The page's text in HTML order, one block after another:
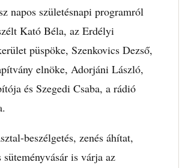
napos születésnapi programról
Kató Béla, az Erdélyi
püspöke, Szenkovics Dezső,
elnöke, Adorjáni László,
és Szegedi Csaba, a rádió
beszélgetés, zenés áhítat,
süteményvásár is várja az